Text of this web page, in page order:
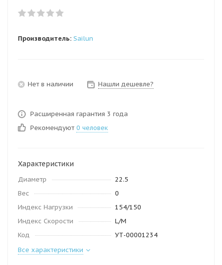
Производитель: Sailun
Нет в наличии Нашли дешевле?
Расширенная гарантия 3 года
Рекомендуют 0 человек
Характеристики
Диаметр
22.5
Вес
0
Индекс Нагрузки
154/150
Индекс Скорости
L/M
Код
УТ-00001234
Все характеристики